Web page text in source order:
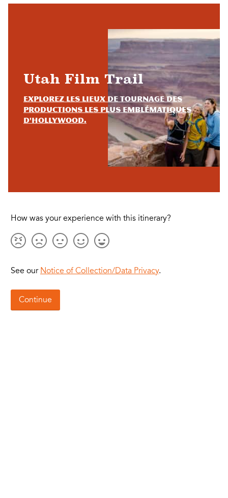
Utah Film Trail
Explorez les lieux de tournage des
productions les plus emblématiques
d'Hollywood.